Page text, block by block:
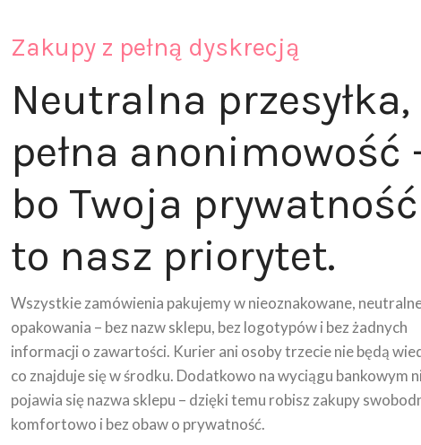
Zakupy z pełną dyskrecją
Neutralna przesyłka,
pełna anonimowość
bo Twoja prywatność
to nasz priorytet.
Wszystkie zamówienia pakujemy w nieoznakowane,
opakowania – bez nazw sklepu, bez logotypów i bez żadnych
informacji o zawartości. Kurier ani osoby trzecie nie będą
co znajduje się w środku. Dodatkowo na wyciągu bankowym
pojawia się nazwa sklepu – dzięki temu robisz zakupy
komfortowo i bez obaw o prywatność.